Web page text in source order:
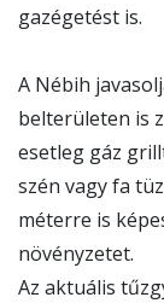
gazégetést is.
A Nébih
belterületen is
esetleg gáz
szén vagy fa
méterre is
növényzetet.
Az aktuális